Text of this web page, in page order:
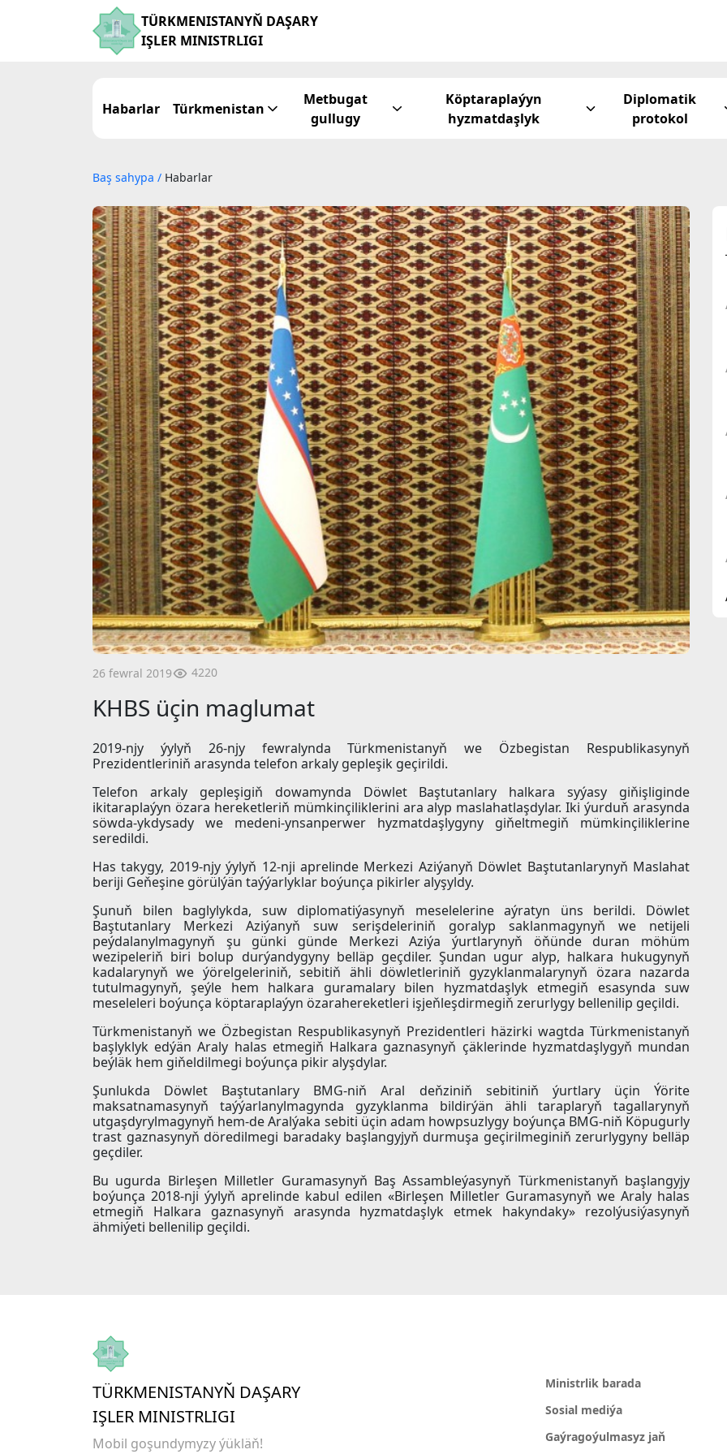
TÜRKMENISTANYŇ DAŞARY
IŞLER MINISTRLIGI
Habarlar Türkmenistan
Metbugat
gullugy
Köptaraplaýyn
hyzmatdaşlyk
Diplomatik
protokol
Baş sahypa / Habarlar
26 fewral 2019 4220
KHBS üçin maglumat
2019-njy ýylyň 26-njy fewralynda Türkmenistanyň we Özbegistan Respublikasynyň
Prezidentleriniň arasynda telefon arkaly gepleşik geçirildi.
Telefon arkaly gepleşigiň dowamynda Döwlet Baştutanlary halkara syýasy giňişliginde
ikitaraplaýyn özara hereketleriň mümkinçiliklerini ara alyp maslahatlaşdylar. Iki ýurduň arasynda
söwda-ykdysady we medeni-ynsanperwer hyzmatdaşlygyny giňeltmegiň mümkinçiliklerine
seredildi.
Has takygy, 2019-njy ýylyň 12-nji aprelinde Merkezi Aziýanyň Döwlet Baştutanlarynyň Maslahat
beriji Geňeşine görülýän taýýarlyklar boýunça pikirler alyşyldy.
Şunuň bilen baglylykda, suw diplomatiýasynyň meselelerine aýratyn üns berildi. Döwlet
Baştutanlary Merkezi Aziýanyň suw serişdeleriniň goralyp saklanmagynyň we netijeli
peýdalanylmagynyň şu günki günde Merkezi Aziýa ýurtlarynyň öňünde duran möhüm
wezipeleriň biri bolup durýandygyny belläp geçdiler. Şundan ugur alyp, halkara hukugynyň
kadalarynyň we ýörelgeleriniň, sebitiň ähli döwletleriniň gyzyklanmalarynyň özara nazarda
tutulmagynyň, şeýle hem halkara guramalary bilen hyzmatdaşlyk etmegiň esasynda suw
meseleleri boýunça köptaraplaýyn özarahereketleri işjeňleşdirmegiň zerurlygy bellenilip geçildi.
Türkmenistanyň we Özbegistan Respublikasynyň Prezidentleri häzirki wagtda Türkmenistanyň
başlyklyk edýän Araly halas etmegiň Halkara gaznasynyň çäklerinde hyzmatdaşlygyň mundan
beýläk hem giňeldilmegi boýunça pikir alyşdylar.
Şunlukda Döwlet Baştutanlary BMG-niň Aral deňziniň sebitiniň ýurtlary üçin Ýörite
maksatnamasynyň taýýarlanylmagynda gyzyklanma bildirýän ähli taraplaryň tagallarynyň
utgaşdyrylmagynyň hem-de Aralýaka sebiti üçin adam howpsuzlygy boýunça BMG-niň Köpugurly
trast gaznasynyň döredilmegi baradaky başlangyjyň durmuşa geçirilmeginiň zerurlygyny belläp
geçdiler.
Bu ugurda Birleşen Milletler Guramasynyň Baş Assambleýasynyň Türkmenistanyň başlangyjy
boýunça 2018-nji ýylyň aprelinde kabul edilen «Birleşen Milletler Guramasynyň we Araly halas
etmegiň Halkara gaznasynyň arasynda hyzmatdaşlyk etmek hakyndaky» rezolýusiýasynyň
ähmiýeti bellenilip geçildi.
TÜRKMENISTANYŇ DAŞARY
IŞLER MINISTRLIGI
Mobil goşundymyzy ýükläň!
Ministrlik barada
Sosial mediýa
Gaýragoýulmasyz jaň